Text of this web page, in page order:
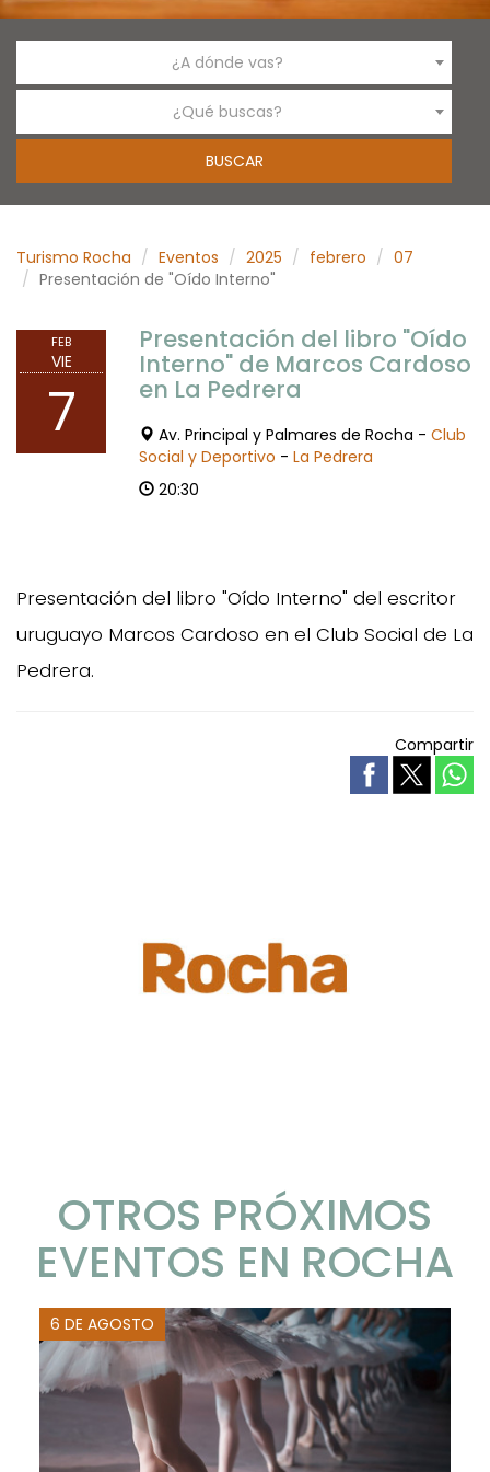
¿A dónde vas?
¿Qué buscas?
Turismo Rocha Eventos 2025 febrero
07
Presentación de "Oído Interno"
FEB
VIE
7
Presentación del libro "Oído
Interno" de Marcos Cardoso
en La Pedrera
Av. Principal y Palmares de Rocha - Club
Social y Deportivo - La Pedrera
20:30
Presentación del libro "Oído Interno" del escritor
uruguayo Marcos Cardoso en el Club Social de La
Pedrera.
Compartir
OTROS PRÓXIMOS
EVENTOS EN ROCHA
6 DE AGOSTO